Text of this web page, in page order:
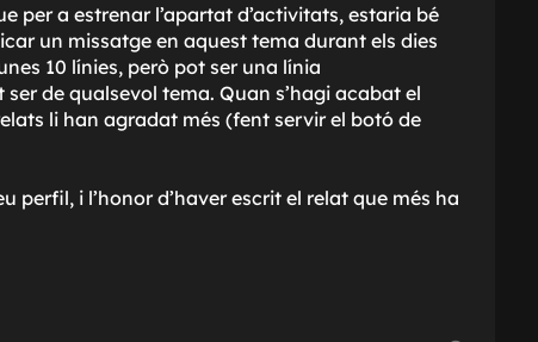
per a estrenar l’apartat d’activitats, estaria bé
un missatge en aquest tema durant els dies
10 línies, però pot ser una línia
de qualsevol tema. Quan s’hagi acabat el
li han agradat més (fent servir el botó de
perfil, i l’honor d’haver escrit el relat que més ha